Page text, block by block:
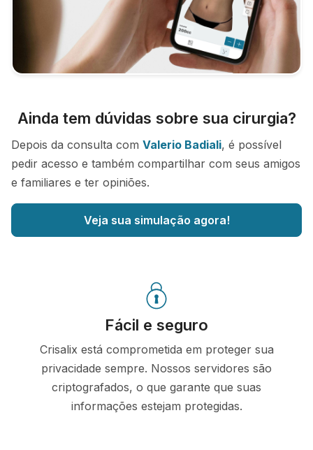
Ainda tem dúvidas sobre sua cirurgia?
Depois da consulta com Valerio Badiali, é possível
pedir acesso e também compartilhar com seus amigos
e familiares e ter opiniões.
Veja sua simulação agora!
Fácil e seguro
Crisalix está comprometida em proteger sua
privacidade sempre. Nossos servidores são
criptografados, o que garante que suas
informações estejam protegidas.